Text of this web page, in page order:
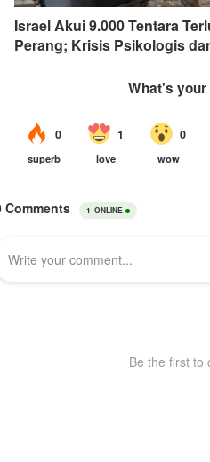
Israel Akui 9.000 Tentara
Perang; Krisis Psikologis